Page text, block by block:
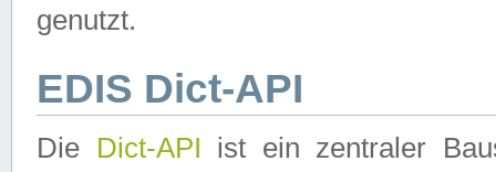
genutzt.
EDIS Dict-API
Die Dict-API ist ein zentraler